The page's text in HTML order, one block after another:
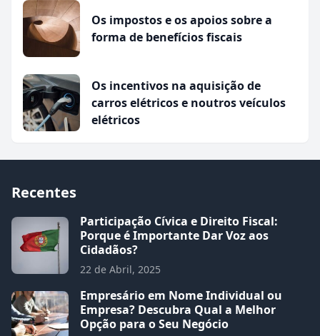
Os impostos e os apoios sobre a
forma de benefícios fiscais
Os incentivos na aquisição de
carros elétricos e noutros veículos
elétricos
Recentes
Participação Cívica e Direito Fiscal:
Porque é Importante Dar Voz aos
Cidadãos?
22 de Abril, 2025
Empresário em Nome Individual ou
Empresa? Descubra Qual a Melhor
Opção para o Seu Negócio